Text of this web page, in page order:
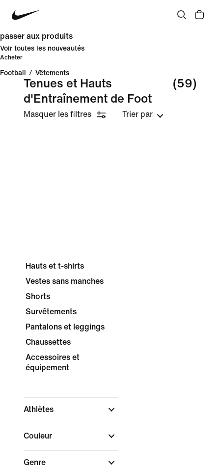
passer aux produits
Voir toutes les nouveautés
Acheter
Football / Vêtements
Tenues et Hauts
d'Entraînement de Foot
(59)
Masquer les filtres Trier par
Hauts et t-shirts
Vestes sans manches
Shorts
Survêtements
Pantalons et leggings
Chaussettes
Accessoires et
équipement
Athlètes
Couleur
Genre